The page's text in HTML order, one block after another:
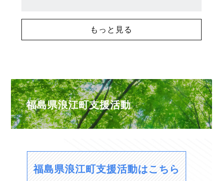
もっと見る
福島県浪江町支援活動
福島県浪江町支援活動はこちら